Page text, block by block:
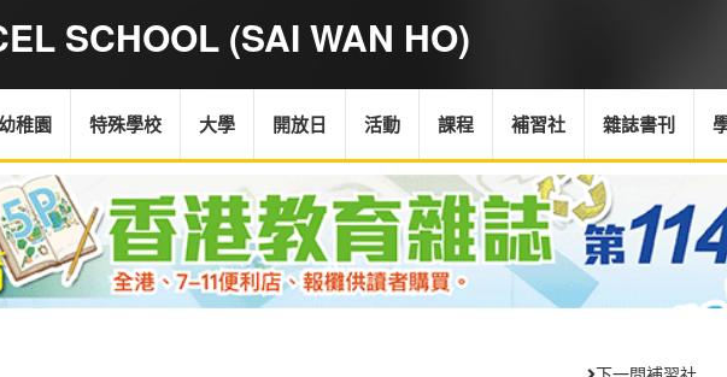
SCHOOL (SAI WAN HO)
稚園 特殊學校 大學 開放日 活動 課程 補習社 雜誌書刊